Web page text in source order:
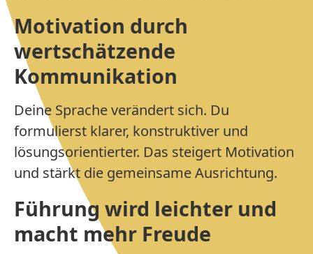
Motivation durch
wertschätzende
Kommunikation
Deine Sprache verändert sich. Du
formulierst klarer, konstruktiver und
lösungsorientierter. Das steigert Motivation
und stärkt die gemeinsame Ausrichtung.
Führung wird leichter und
macht mehr Freude